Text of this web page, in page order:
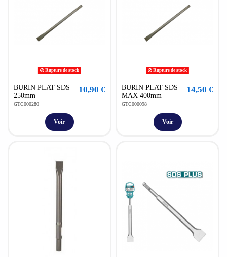
Rupture de stock
BURIN PLAT SDS
250mm
GTC000280
10,90 €
Voir
Rupture de stock
BURIN PLAT SDS
MAX 400mm
GTC000098
14,50 €
Voir